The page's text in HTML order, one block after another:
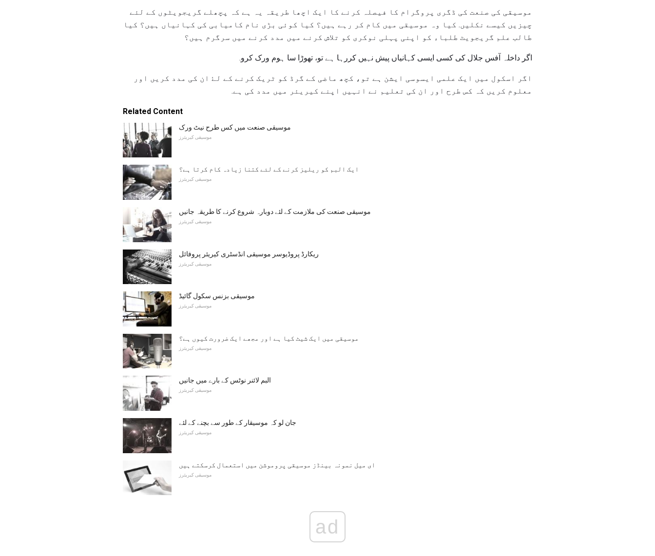
موسیقی کی صنعت کی ڈگری پروگرام کا فیصلہ کرنے کا ایک اچھا طریقہ یہ ہے کہ پچھلے گریجویٹوں کے لئے
چیزیں کیسے نکلیں. کیا وہ موسیقی میں کام کر رہے ہیں؟ کیا کوئی بڑی نام کامیابی کی کہانیاں ہیں؟ کیا
طالب علم گریجویٹ طلباء کو اپنی پہلی نوکری کو تلاش کرنے میں مدد کرنے میں سرگرم ہیں؟
اگر داخلہ آفس جلال کی کسی ایسی کہانیاں پیش نہیں کررہا ہے تو، تھوڑا سا ہوم ورک کرو.
اگر اسکول میں ایک علمی ایسوسی ایشن ہے تو، کچھ ماضی کے گرڈ کو ٹریک کرنے کے لۓ ان کی مدد کریں اور
معلوم کریں کہ کس طرح اور ان کی تعلیم نے انہیں اپنے کیریئر میں مدد کی ہے.
Related Content
موسیقی صنعت میں کس طرح نیٹ ورک
موسیقی کیریئرز
ایک البم کو ریلیز کرنے کے لئے کتنا زیادہ کام کرتا ہے؟
موسیقی کیریئرز
موسیقی صنعت کی ملازمت کے لئے دوبارہ شروع کرنے کا طریقہ جانیں
موسیقی کیریئرز
ریکارڈ پروڈیوسر موسیقی انڈسٹری کیریئر پروفائل
موسیقی کیریئرز
موسیقی بزنس سکول گائیڈ
موسیقی کیریئرز
موسیقی میں ایک شیٹ کیا ہے اور مجھے ایک ضرورت کیوں ہے؟
موسیقی کیریئرز
البم لائنر نوٹس کے بارے میں جانیں
موسیقی کیریئرز
جان لو کہ موسیقار کے طور سے بچنے کے لئے
موسیقی کیریئرز
ای میل نمونہ بینڈز موسیقی پروموشن میں استعمال کرسکتے ہیں
موسیقی کیریئرز
ad